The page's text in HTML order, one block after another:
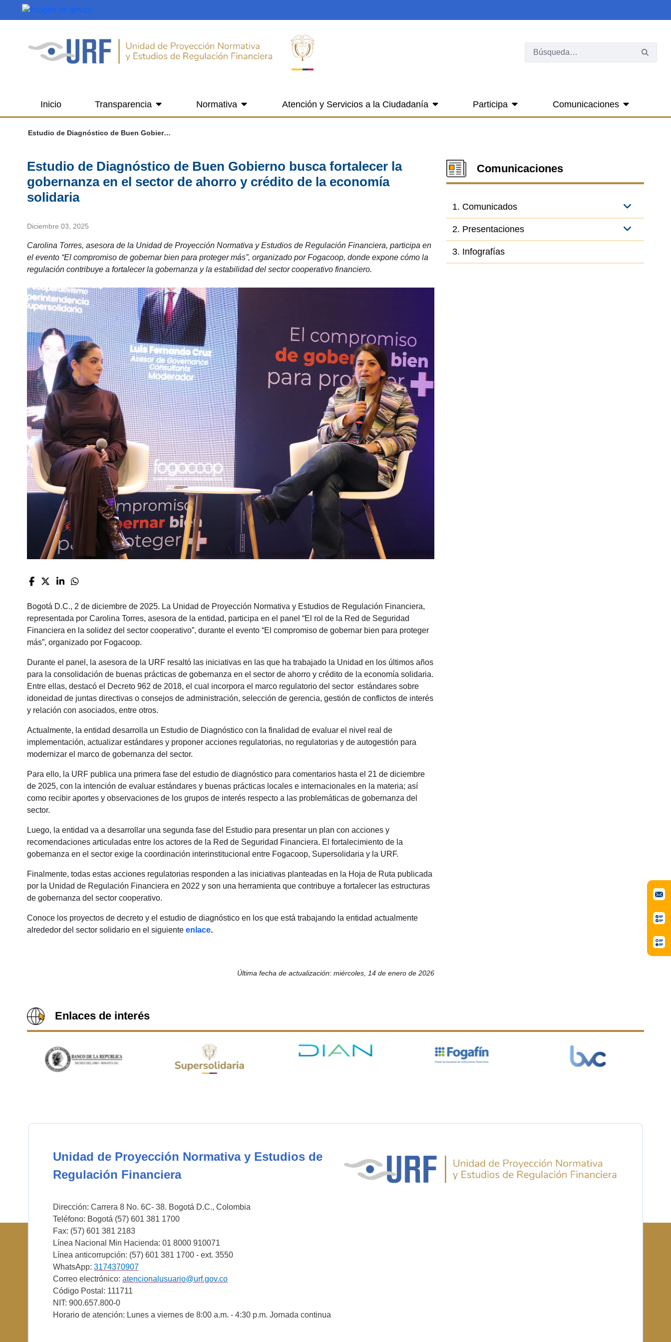
Saltar al contenido principal
Inicio Transparencia Normativa Atención y Servicios a la Ciudadanía Participa Comunicaciones
Estudio de Diagnóstico de Buen Gobierno busca fortalecer la gobernanza en el sector de ahorro y crédito de la economía solidaria
Estudio de Diagnóstico de Buen Gobierno busca fortalecer la
gobernanza en el sector de ahorro y crédito de la economía
solidaria
Diciembre 03, 2025
Carolina Torres, asesora de la Unidad de Proyección Normativa y Estudios de Regulación Financiera, participa en
el evento “El compromiso de gobernar bien para proteger más”, organizado por Fogacoop, donde expone cómo la
regulación contribuye a fortalecer la gobernanza y la estabilidad del sector cooperativo financiero.
Bogotá D.C., 2 de diciembre de 2025. La Unidad de Proyección Normativa y Estudios de Regulación Financiera,
representada por Carolina Torres, asesora de la entidad, participa en el panel “El rol de la Red de Seguridad
Financiera en la solidez del sector cooperativo”, durante el evento “El compromiso de gobernar bien para proteger
más”, organizado por Fogacoop.
Durante el panel, la asesora de la URF resaltó las iniciativas en las que ha trabajado la Unidad en los últimos años
para la consolidación de buenas prácticas de gobernanza en el sector de ahorro y crédito de la economía solidaria.
Entre ellas, destacó el Decreto 962 de 2018, el cual incorpora el marco regulatorio del sector estándares sobre
idoneidad de juntas directivas o consejos de administración, selección de gerencia, gestión de conflictos de interés
y relación con asociados, entre otros.
Actualmente, la entidad desarrolla un Estudio de Diagnóstico con la finalidad de evaluar el nivel real de
implementación, actualizar estándares y proponer acciones regulatorias, no regulatorias y de autogestión para
modernizar el marco de gobernanza del sector.
Para ello, la URF publica una primera fase del estudio de diagnóstico para comentarios hasta el 21 de diciembre
de 2025, con la intención de evaluar estándares y buenas prácticas locales e internacionales en la materia; así
como recibir aportes y observaciones de los grupos de interés respecto a las problemáticas de gobernanza del
sector.
Luego, la entidad va a desarrollar una segunda fase del Estudio para presentar un plan con acciones y
recomendaciones articuladas entre los actores de la Red de Seguridad Financiera. El fortalecimiento de la
gobernanza en el sector exige la coordinación interinstitucional entre Fogacoop, Supersolidaria y la URF.
Finalmente, todas estas acciones regulatorias responden a las iniciativas planteadas en la Hoja de Ruta publicada
por la Unidad de Regulación Financiera en 2022 y son una herramienta que contribuye a fortalecer las estructuras
de gobernanza del sector cooperativo.
Conoce los proyectos de decreto y el estudio de diagnóstico en los que está trabajando la entidad actualmente
alrededor del sector solidario en el siguiente enlace.
Última fecha de actualización: miércoles, 14 de enero de 2026
Comunicaciones
1. Comunicados
2. Presentaciones
3. Infografías
Enlaces de interés
Unidad de Proyección Normativa y Estudios de
Regulación Financiera
Dirección: Carrera 8 No. 6C- 38. Bogotá D.C., Colombia
Teléfono: Bogotá (57) 601 381 1700
Fax: (57) 601 381 2183
Línea Nacional Min Hacienda: 01 8000 910071
Línea anticorrupción: (57) 601 381 1700 - ext. 3550
WhatsApp: 3174370907
Correo electrónico: atencionalusuario@urf.gov.co
Código Postal: 111711
NIT: 900.657.800-0
Horario de atención: Lunes a viernes de 8:00 a.m. - 4:30 p.m. Jornada continua